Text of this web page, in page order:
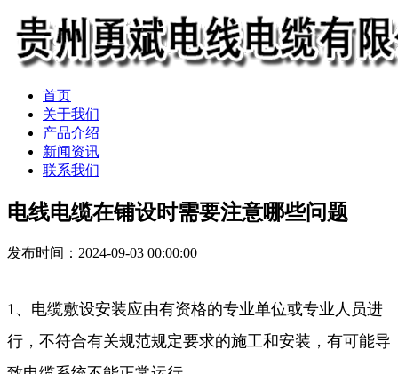
首页
关于我们
产品介绍
新闻资讯
联系我们
电线电缆在铺设时需要注意哪些问题
发布时间：2024-09-03 00:00:00
1、电缆敷设安装应由有资格的专业单位或专业人员进
行，不符合有关规范规定要求的施工和安装，有可能导